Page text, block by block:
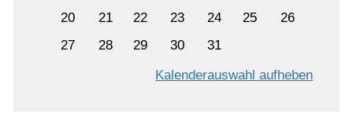
20
21 22 23 24 25
26
27
28 29 30
31
Kalenderauswahl aufheben